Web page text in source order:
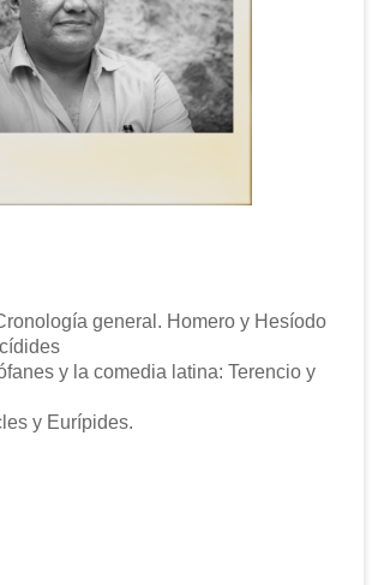
general. Homero y Hesíodo
y la comedia latina: Terencio y
y Eurípides.